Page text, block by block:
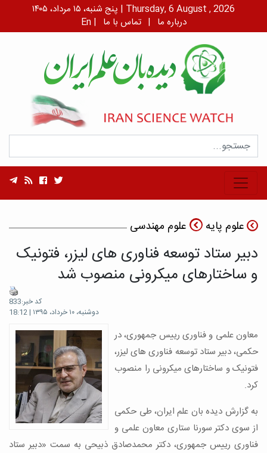
پنج شنبه، ۱۵ مرداد، ۱۴۰۵ | Thursday, 6 August , 2026
En | درباره ما | تماس با ما
علوم پایه علوم مهندسی
دبیر ستاد توسعه فناوری های لیزر، فتونیک
و ساختارهای میکرونی منصوب شد
کد خبر:833
دوشنبه، ۱۰ خرداد، ۱۳۹۵ | 18:12
معاون علمی و فناوری رییس جمهوری، در
حکمی، دبیر ستاد توسعه فناوری های لیزر،
فتونیک و ساختارهای میکرونی را منصوب
کرد.
به گزارش دیده بان علم ایران، طی حکمی
از سوی دکتر سورنا ستاری معاون علمی و
فناوری رییس جمهوری، دکتر محمدصادق ذبیحی به سمت «دبیر ستاد